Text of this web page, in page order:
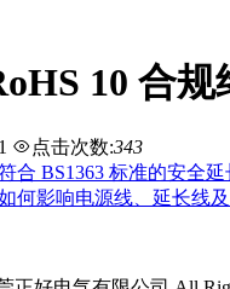
10 合
点击次数:343
合 BS1363 标准的安全延
何影响电源线、延长线